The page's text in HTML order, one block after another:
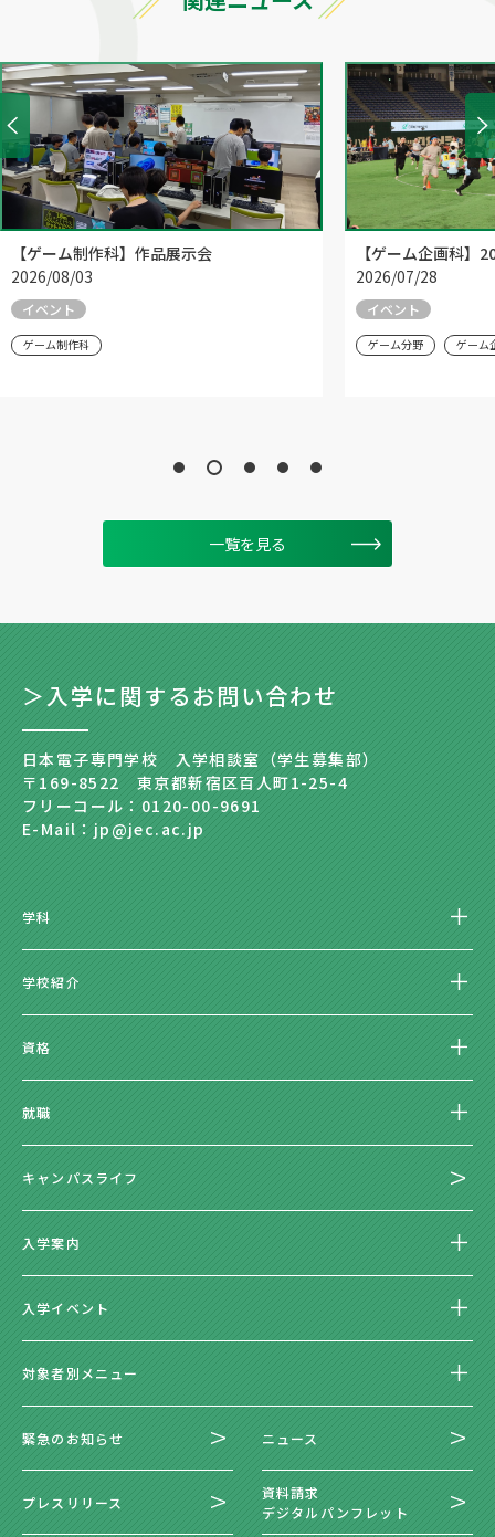
【ゲーム制作科】作品展示会
2026/08/03
イベント
ゲーム制作科
【ゲーム企画科】
2026/07/28
イベント
ゲーム分野 ゲーム
一覧を見る
＞入学に関するお問い合わせ
日本電子専門学校 入学相談室（学生募集部）
〒169-8522 東京都新宿区百人町1-25-4
フリーコール：0120-00-9691
E-Mail：jp@jec.ac.jp
学科
学校紹介
資格
就職
キャンパスライフ
入学案内
入学イベント
対象者別メニュー
緊急のお知らせ ニュース
プレスリリース
資料請求
デジタルパンフレット